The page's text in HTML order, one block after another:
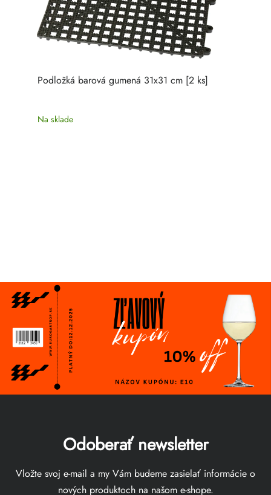
Podložká barová gumená 31x31 cm [2 ks]
Na sklade
Odoberať newsletter
Vložte svoj e-mail a my Vám budeme zasielať informácie o
nových produktoch na našom e-shope.